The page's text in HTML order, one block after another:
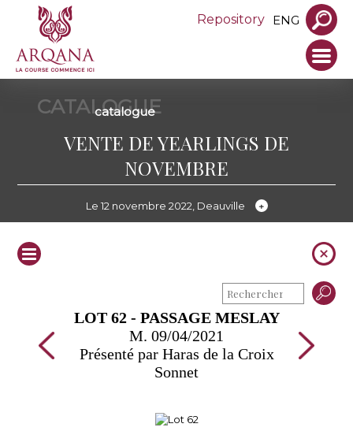
Repository ENG
CATALOGUE
catalogue
VENTE DE YEARLINGS DE
NOVEMBRE
Le 12 novembre 2022, Deauville
LOT 62 - PASSAGE MESLAY
M. 09/04/2021
Présenté par Haras de la Croix
Sonnet